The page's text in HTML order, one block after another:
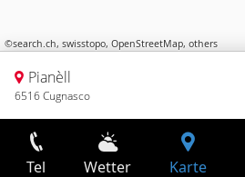
©search.ch, swisstopo, OpenStreetMap, others
Pianèll
6516 Cugnasco
Tel Wetter Karte